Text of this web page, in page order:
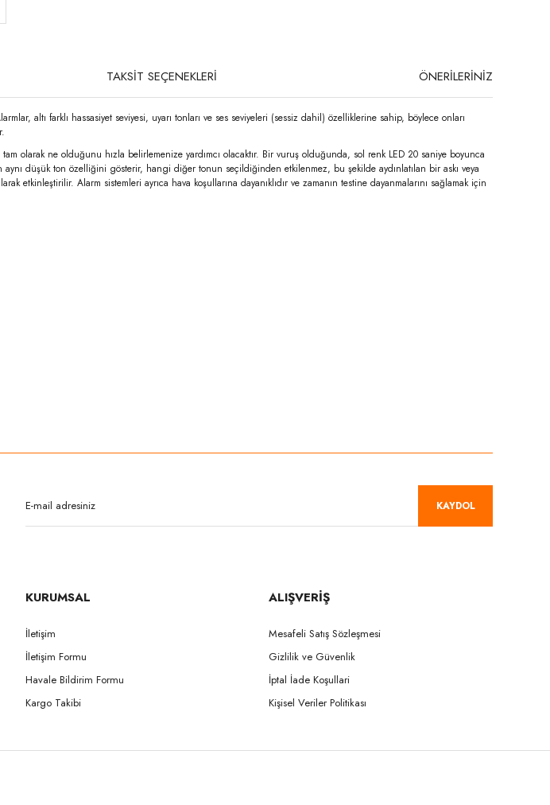
TAKSİT SEÇENEKLERİ ÖNERİLERİNİZ
altı farklı hassasiyet seviyesi, uyarı tonları ve ses seviyeleri (sessiz dahil) özelliklerine sahip, böylece onları
tam olarak ne olduğunu hızla belirlemenize yardımcı olacaktır. Bir vuruş olduğunda, sol renk LED 20 saniye boyunca
aynı düşük ton özelliğini gösterir, hangi diğer tonun seçildiğinden etkilenmez, bu şekilde aydınlatılan bir askı veya
etkinleştirilir. Alarm sistemleri ayrıca hava koşullarına dayanıklıdır ve zamanın testine dayanmalarını sağlamak için
KAYDOL
KURUMSAL
İletişim
İletişim Formu
Havale Bildirim Formu
Kargo Takibi
ALIŞVERİŞ
Mesafeli Satış Sözleşmesi
Gizlilik ve Güvenlik
İptal İade Koşullari
Kişisel Veriler Politikası